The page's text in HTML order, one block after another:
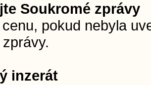
Soukromé zprávy
pokud nebyla
inzerát